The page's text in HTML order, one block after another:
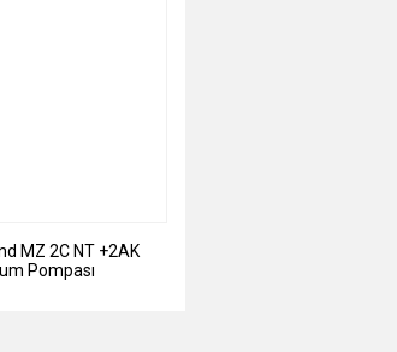
MZ 2C NT +2AK
Pompası